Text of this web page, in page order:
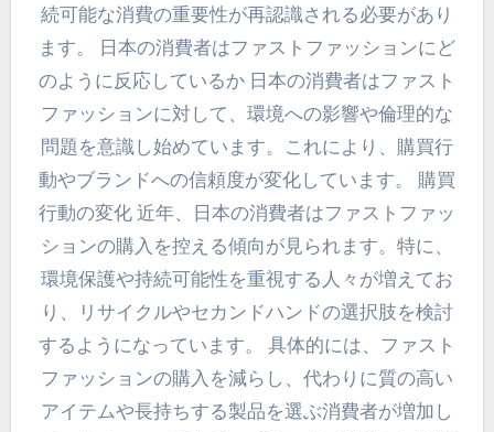
続可能な消費の重要性が再認識される必要があり
ます。 日本の消費者はファストファッションにど
のように反応しているか 日本の消費者はファスト
ファッションに対して、環境への影響や倫理的な
問題を意識し始めています。これにより、購買行
動やブランドへの信頼度が変化しています。 購買
行動の変化 近年、日本の消費者はファストファッ
ションの購入を控える傾向が見られます。特に、
環境保護や持続可能性を重視する人々が増えてお
り、リサイクルやセカンドハンドの選択肢を検討
するようになっています。 具体的には、ファスト
ファッションの購入を減らし、代わりに質の高い
アイテムや長持ちする製品を選ぶ消費者が増加し